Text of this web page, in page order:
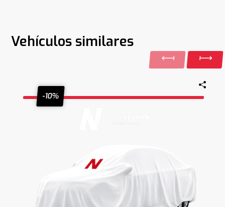
Vehículos similares
-10%